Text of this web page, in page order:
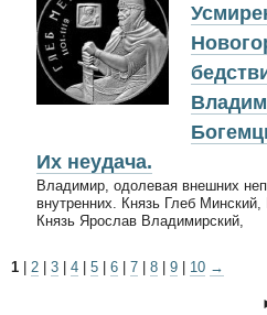
Их неудача.
Владимир, одолевая внешних
внутренних. Князь Глеб
Князь Ярослав Владимирский,
1
2 3 4 5 6 7 8 9 10 →